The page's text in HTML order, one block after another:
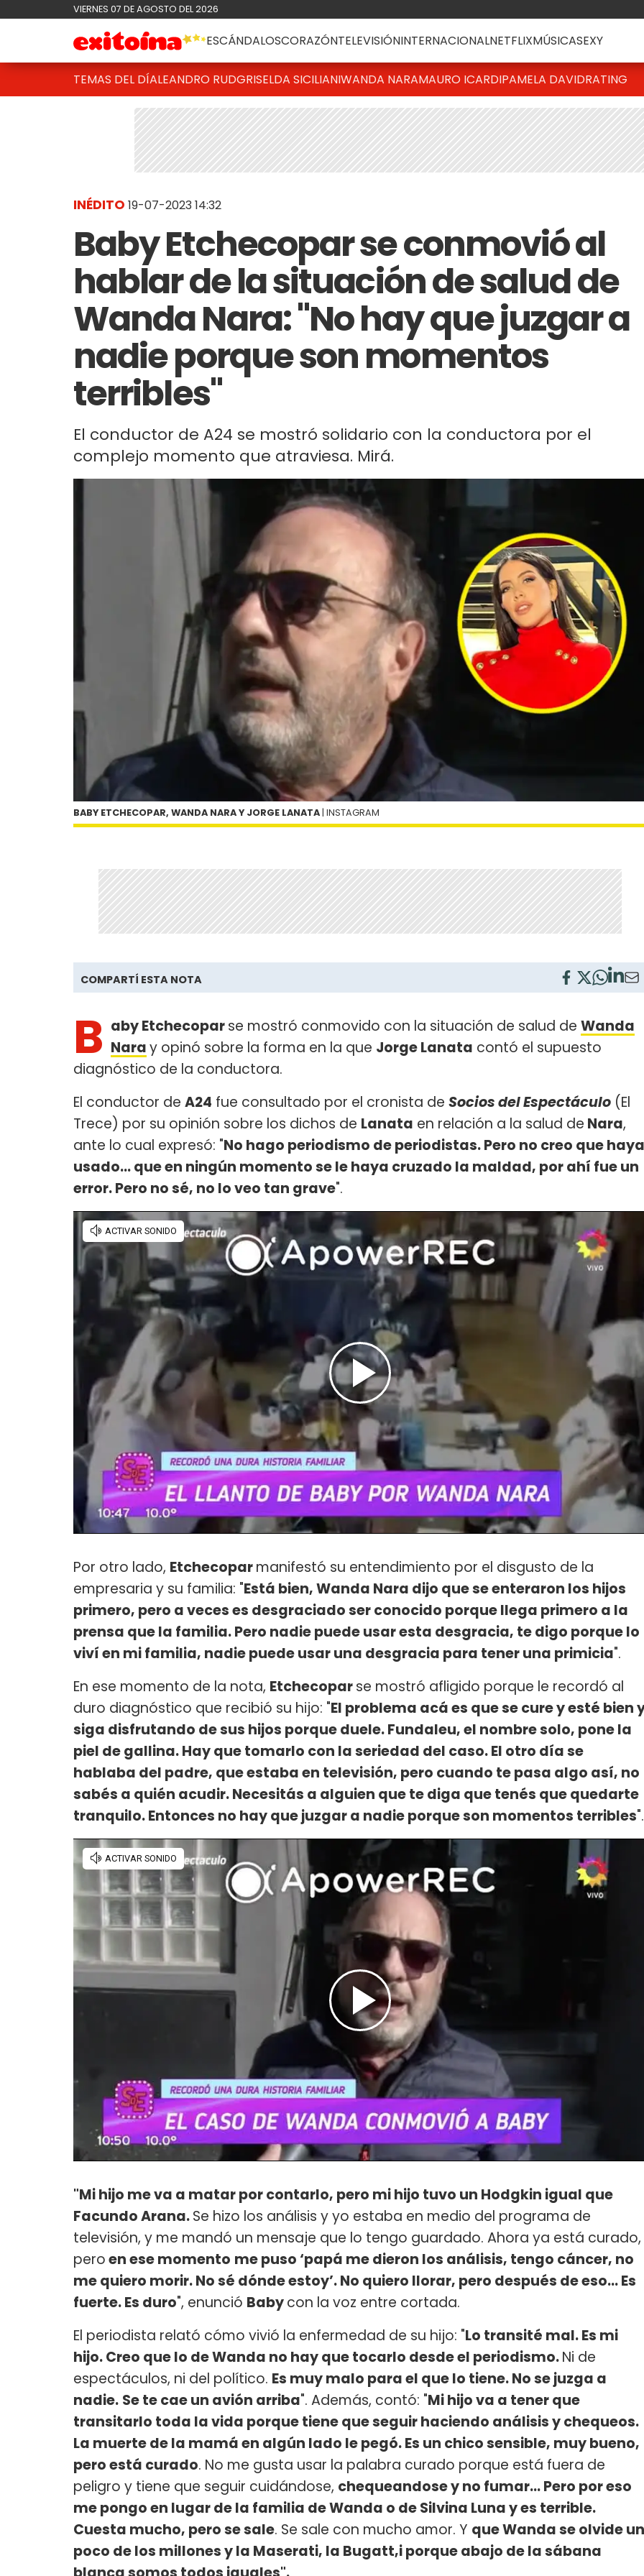
VIERNES 07 DE AGOSTO DEL 2026
ESCÁNDALOSCORAZÓNTELEVISIÓNINTERNACIONALNETFLIXMÚSICASEXY
TEMAS DEL DÍALEANDRO RUDGRISELDA SICILIANIWANDA NARAMAURO ICARDIPAMELA DAVIDRATING
INÉDITO 19-07-2023 14:32
Baby Etchecopar se conmovió al
hablar de la situación de salud de
Wanda Nara: "No hay que juzgar a
nadie porque son momentos
terribles"
El conductor de A24 se mostró solidario con la conductora por el
complejo momento que atraviesa. Mirá.
BABY ETCHECOPAR, WANDA NARA Y JORGE LANATA | INSTAGRAM
COMPARTÍ ESTA NOTA
B aby Etchecoparse mostró conmovido con la situación de salud de Wanda
Naray opinó sobre la forma en la que Jorge Lanata contó el supuesto
diagnóstico de la conductora.
El conductor de A24 fue consultado por el cronista de Socios del Espectáculo (El
Trece) por su opinión sobre los dichos de Lanata en relación a la salud de Nara,
ante lo cual expresó: "No hago periodismo de periodistas. Pero no creo que haya
usado… que en ningún momento se le haya cruzado la maldad, por ahí fue un
error. Pero no sé, no lo veo tan grave".
Por otro lado, Etchecoparmanifestó su entendimiento por el disgusto de la
empresaria y su familia: "Está bien, Wanda Nara dijo que se enteraron los hijos
primero, pero a veces es desgraciado ser conocido porque llega primero a la
prensa que la familia. Pero nadie puede usar esta desgracia, te digo porque lo
viví en mi familia, nadie puede usar una desgracia para tener una primicia".
En ese momento de la nota, Etchecoparse mostró afligido porque le recordó al
duro diagnóstico que recibió su hijo: "El problema acá es que se cure y esté bien
siga disfrutando de sus hijos porque duele. Fundaleu, el nombre solo, pone la
piel de gallina. Hay que tomarlo con la seriedad del caso. El otro día se
hablaba del padre, que estaba en televisión, pero cuando te pasa algo así, no
sabés a quién acudir. Necesitás a alguien que te diga que tenés que quedarte
tranquilo. Entonces no hay que juzgar a nadie porque son momentos terribles".
"Mi hijo me va a matar por contarlo, pero mi hijo tuvo un Hodgkin igual que
Facundo Arana.Se hizo los análisis y yo estaba en medio del programa de
televisión, y me mandó un mensaje que lo tengo guardado. Ahora ya está curado,
peroen ese momento me puso ‘papá me dieron los análisis, tengo cáncer, no
me quiero morir. No sé dónde estoy’. No quiero llorar, pero después de eso… Es
fuerte. Es duro", enunció Babycon la voz entre cortada.
El periodista relató cómo vivió la enfermedad de su hijo: "Lo transité mal. Es mi
hijo. Creo que lo de Wanda no hay que tocarlo desde el periodismo.Ni de
espectáculos, ni del político. Es muy malo para el que lo tiene. No se juzga a
nadie. Se te cae un avión arriba". Además, contó: "Mi hijo va a tener que
transitarlo toda la vida porque tiene que seguir haciendo análisis y chequeos.
La muerte de la mamá en algún lado le pegó. Es un chico sensible, muy bueno,
pero está curado. No me gusta usar la palabra curado porque está fuera de
peligro y tiene que seguir cuidándose, chequeandose y no fumar... Pero por eso
me pongo en lugar de la familia de Wanda o de Silvina Luna y es terrible.
Cuesta mucho, pero se sale. Se sale con mucho amor. Y que Wanda se olvide un
poco de los millones y la Maserati, la Bugatt,i porque abajo de la sábana